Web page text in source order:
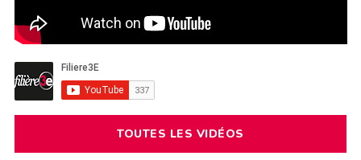
TOUTES LES VIDÉOS